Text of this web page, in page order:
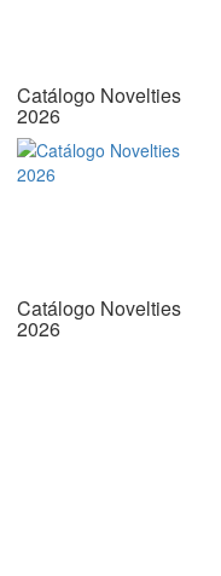
Catálogo Novelties
2026
Catálogo Novelties
2026